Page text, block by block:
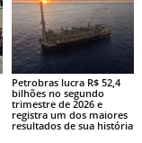
Petrobras lucra R$ 52,4
bilhões no segundo
trimestre de 2026 e
registra um dos maiores
resultados de sua história